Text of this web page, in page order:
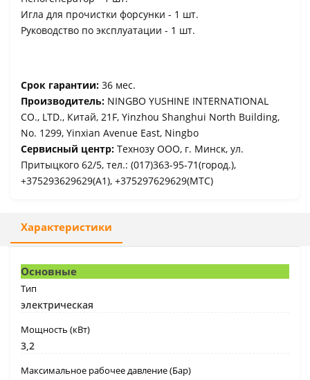
Игла для прочистки форсунки - 1 шт.
Руководство по эксплуатации - 1 шт.
Срок гарантии: 36 мес.
Производитель: NINGBO YUSHINE INTERNATIONAL
CO., LTD., Китай, 21F, Yinzhou Shanghui North Building,
No. 1299, Yinxian Avenue East, Ningbo
Сервисный центр: Технозу ООО, г. Минск, ул.
Притыцкого 62/5, тел.: (017)363-95-71(город.),
+375293629629(A1), +375297629629(МТС)
Характеристики
Основные
Тип
электрическая
Мощность (кВт)
3,2
Максимальное рабочее давление (Бар)